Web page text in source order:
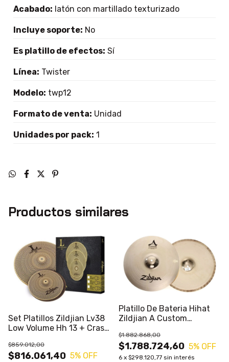
Acabado: latón con martillado texturizado
Incluye soporte: No
Es platillo de efectos: Sí
Línea: Twister
Modelo: twp12
Formato de venta: Unidad
Unidades por pack: 1
Productos similares
Set Platillos Zildjian Lv38
Low Volume Hh 13 + Crash
$816.061,40
$859.012,00
5% OFF
Platillo De Bateria Hihat
Zildjian A Custom
$1.788.724,60
$1.882.868,00
5% OFF
6 x $298.120,77 sin interés